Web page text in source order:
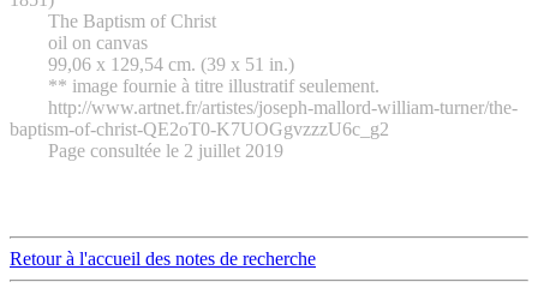
The Baptism of Christ
oil on canvas
99,06 x 129,54 cm. (39 x 51 in.)
** image fournie à titre illustratif seulement.
http://www.artnet.fr/artistes/joseph-mallord-william-turner/the-
baptism-of-christ-QE2oT0-K7UOGgvzzzU6c_g2
Page consultée le 2 juillet 2019
Retour à l'accueil des notes de recherche